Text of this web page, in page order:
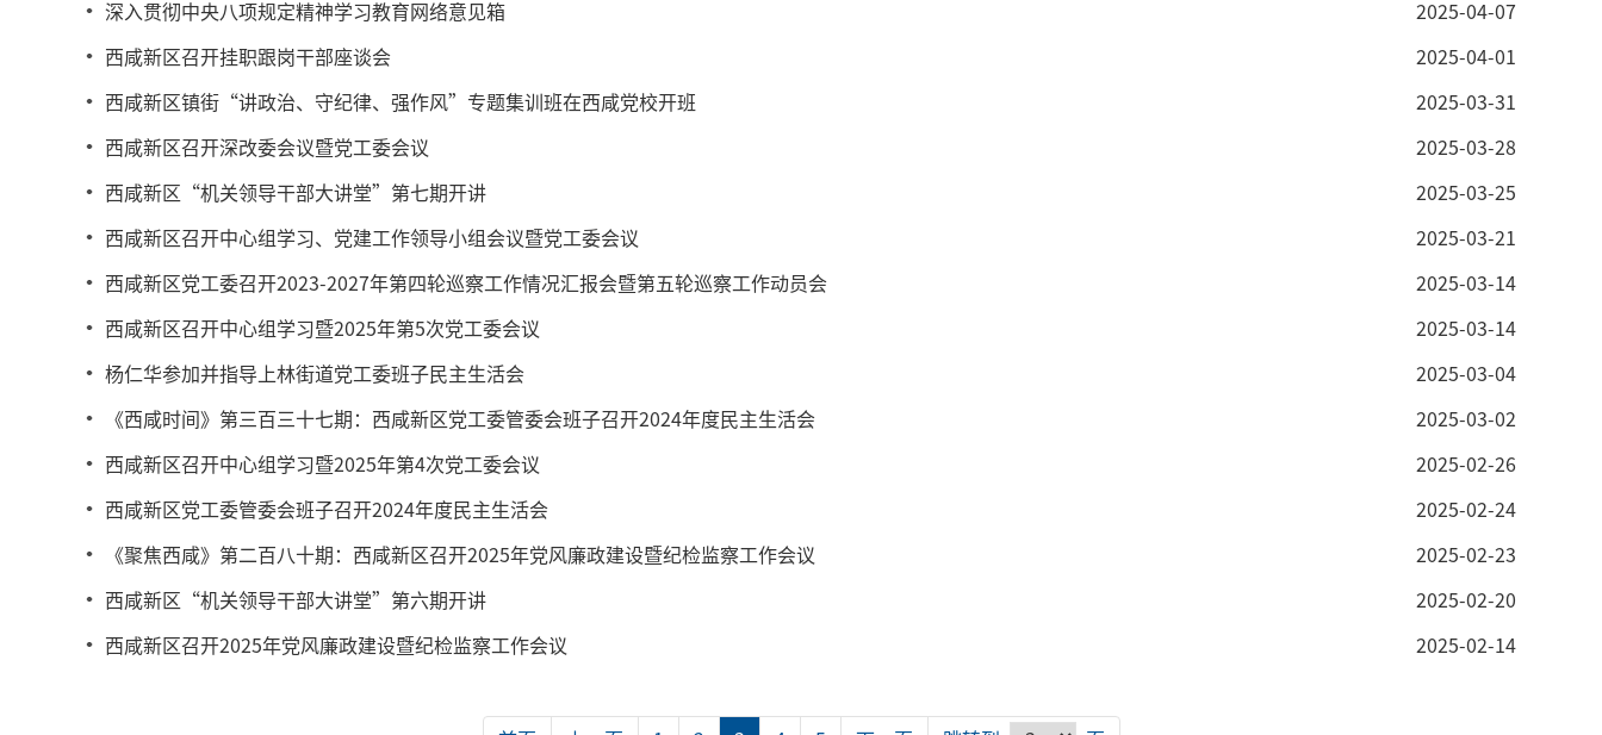
2025-04-07
深入贯彻中央八项规定精神学习教育网络意见箱
2025-04-01
西咸新区召开挂职跟岗干部座谈会
2025-03-31
西咸新区镇街“讲政治、守纪律、强作风”专题集训班在西咸党校开班
2025-03-28
西咸新区召开深改委会议暨党工委会议
2025-03-25
西咸新区“机关领导干部大讲堂”第七期开讲
2025-03-21
西咸新区召开中心组学习、党建工作领导小组会议暨党工委会议
2025-03-14
西咸新区党工委召开2023-2027年第四轮巡察工作情况汇报会暨第五轮巡察工作动员会
2025-03-14
西咸新区召开中心组学习暨2025年第5次党工委会议
2025-03-04
杨仁华参加并指导上林街道党工委班子民主生活会
2025-03-02
《西咸时间》第三百三十七期：西咸新区党工委管委会班子召开2024年度民主生活会
2025-02-26
西咸新区召开中心组学习暨2025年第4次党工委会议
2025-02-24
西咸新区党工委管委会班子召开2024年度民主生活会
2025-02-23
《聚焦西咸》第二百八十期：西咸新区召开2025年党风廉政建设暨纪检监察工作会议
2025-02-20
西咸新区“机关领导干部大讲堂”第六期开讲
2025-02-14
西咸新区召开2025年党风廉政建设暨纪检监察工作会议